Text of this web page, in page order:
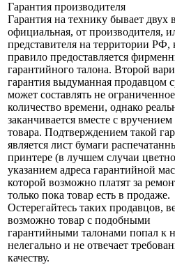
Гарантия производителя
Гарантия на технику бывает двух
официальная, от производителя,
представителя на территории РФ,
правило предоставляется
гарантийного талона. Второй
гарантия выдуманная продавцом
может составлять не ограниченное
количество времени, однако
заканчивается вместе с
товара. Подтверждением такой
является лист бумаги
принтере (в лучшем случаи
указанием адреса гарантийной
которой возможно платят за
только пока товар есть в продаже.
Остерегайтесь таких продавцов,
возможно товар с подобными
гарантийными талонами попал к
нелегально и не отвечает
качеству.